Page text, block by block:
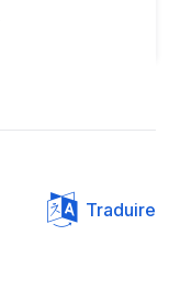
Traduire